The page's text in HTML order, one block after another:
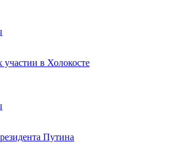
в Холокосте
Путина